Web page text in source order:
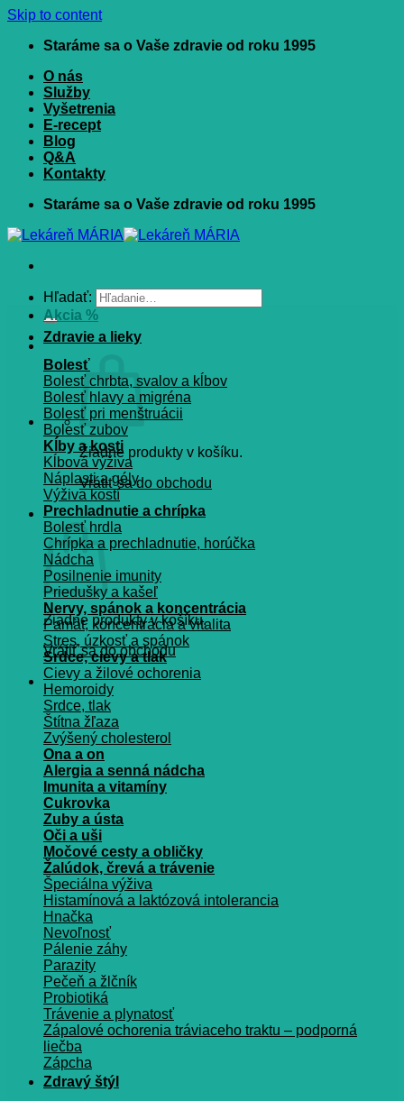
Skip to content
Staráme sa o Vaše zdravie od roku 1995
O nás
Služby
Vyšetrenia
E-recept
Blog
Q&A
Kontakty
Staráme sa o Vaše zdravie od roku 1995
Hľadať:
Žiadne produkty v košíku.
Vrátiť sa do obchodu
Košík
Žiadne produkty v košíku.
Vrátiť sa do obchodu
Akcia %
Zdravie a lieky
Bolesť
Bolesť chrbta, svalov a kĺbov
Bolesť hlavy a migréna
Bolesť pri menštruácii
Bolesť zubov
Kĺby a kosti
Kĺbová výživa
Náplasti a gély
Výživa kostí
Prechladnutie a chrípka
Bolesť hrdla
Chrípka a prechladnutie, horúčka
Nádcha
Posilnenie imunity
Priedušky a kašeľ
Nervy, spánok a koncentrácia
Pamät, koncentrácia a vitalita
Stres, úzkosť a spánok
Srdce, cievy a tlak
Cievy a žilové ochorenia
Hemoroidy
Srdce, tlak
Štítna žľaza
Zvýšený cholesterol
Ona a on
Alergia a senná nádcha
Imunita a vitamíny
Cukrovka
Zuby a ústa
Oči a uši
Močové cesty a obličky
Žalúdok, črevá a trávenie
Špeciálna výživa
Histamínová a laktózová intolerancia
Hnačka
Nevoľnosť
Pálenie záhy
Parazity
Pečeň a žlčník
Probiotiká
Trávenie a plynatosť
Zápalové ochorenia tráviaceho traktu – podporná
liečba
Zápcha
Zdravý štýl